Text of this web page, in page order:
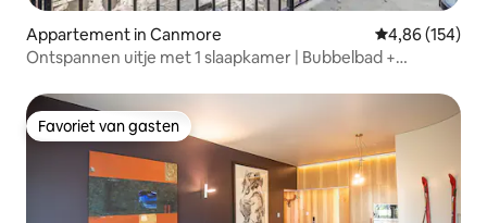
Appartement in Canmore Gemiddelde
4,86 (154)
Ontspannen uitje met 1 slaapkamer | Bubbelbad +
Favoriet van gasten
Favoriet van gasten